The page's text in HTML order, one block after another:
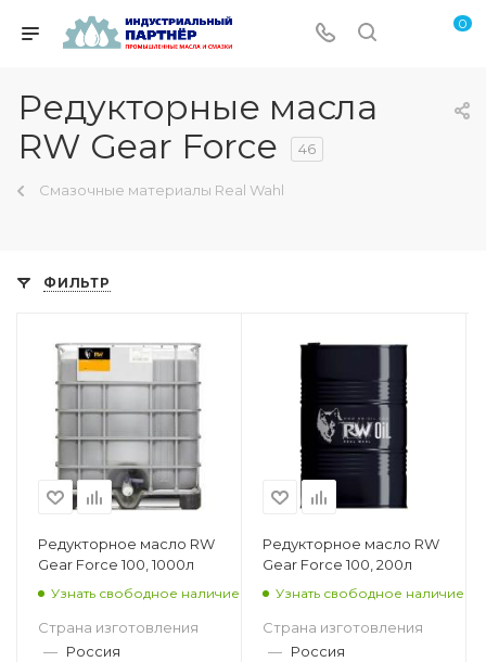
0
Редукторные масла
RW Gear Force
46
Смазочные материалы Real Wahl
ФИЛЬТР
Редукторное масло RW
Gear Force 100, 1000л
Узнать свободное наличие
Страна изготовления
— Россия
Редукторное масло RW
Gear Force 100, 200л
Узнать свободное наличие
Страна изготовления
— Россия